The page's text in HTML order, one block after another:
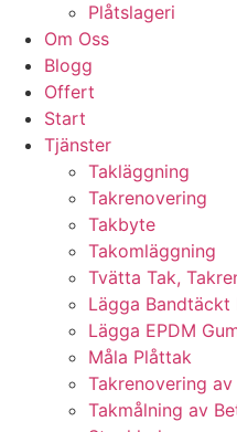
Plåtslageri
Om Oss
Blogg
Offert
Start
Tjänster
Takläggning
Takrenovering
Takbyte
Takomläggning
Tvätta Tak,
Lägga
Lägga EPDM
Måla Plåttak
Takrenovering
Takmålning av